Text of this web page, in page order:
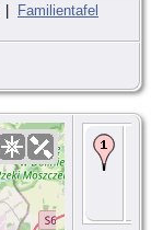
| Familientafel